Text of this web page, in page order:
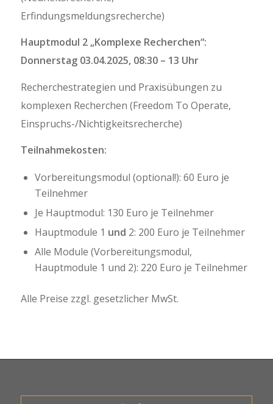
Erfindungsmeldungsrecherche)
Hauptmodul 2 „Komplexe Recherchen“:
Donnerstag 03.04.2025, 08:30 – 13 Uhr
Recherchestrategien und Praxisübungen zu
komplexen Recherchen (Freedom To Operate,
Einspruchs-/Nichtigkeitsrecherche)
Teilnahmekosten:
Vorbereitungsmodul (optional!): 60 Euro je
Teilnehmer
Je Hauptmodul: 130 Euro je Teilnehmer
Hauptmodule 1 und 2: 200 Euro je Teilnehmer
Alle Module (Vorbereitungsmodul,
Hauptmodule 1 und 2): 220 Euro je Teilnehmer
Alle Preise zzgl. gesetzlicher MwSt.